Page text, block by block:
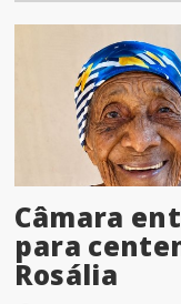
Câmara
para
Rosália